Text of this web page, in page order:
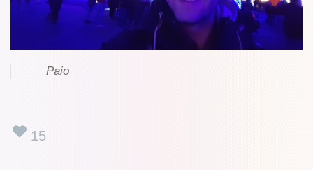
Paio
15